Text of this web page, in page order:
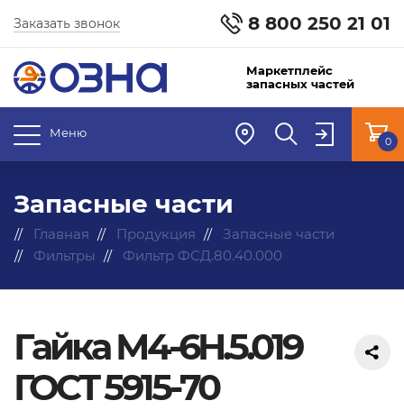
8 800 250 21 01
Заказать звонок
Маркетплейс
запасных частей
Меню
0
Запасные части
Главная Продукция
Запасные части
Фильтры
Фильтр ФСД.80.40.000
Гайка М4-6H.5.019
ГОСТ 5915-70